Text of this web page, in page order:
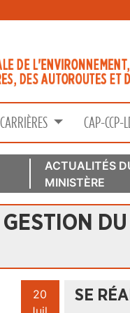
CARRIÈRES CAP-CCP-
ACTUALITÉS
MINISTÈRE
20
SE